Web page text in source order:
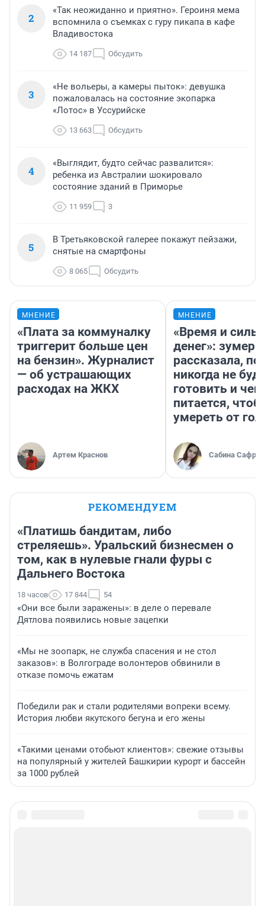
2
«Так неожиданно и приятно». Героиня мема
вспомнила о съемках с гуру пикапа в кафе
Владивостока
14 187 Обсудить
3
«Не вольеры, а камеры пыток»: девушка
пожаловалась на состояние экопарка
«Лотос» в Уссурийске
13 663 Обсудить
4
«Выглядит, будто сейчас развалится»:
ребенка из Австралии шокировало
состояние зданий в Приморье
11 959 3
5
В Третьяковской галерее покажут пейзажи,
снятые на смартфоны
8 065 Обсудить
МНЕНИЕ
«Плата за коммуналку
триггерит больше цен
на бензин». Журналист
— об устрашающих
расходах на ЖКХ
Артем Краснов
МНЕНИЕ
«Время и
денег»:
рассказала,
никогда не
готовить и чем
питается,
умереть от
Сабина
РЕКОМЕНДУЕМ
«Платишь бандитам, либо
стреляешь». Уральский бизнесмен о
том, как в нулевые гнали фуры с
Дальнего Востока
18 часов 17 844 54
«Они все были заражены»: в деле о перевале
Дятлова появились новые зацепки
«Мы не зоопарк, не служба спасения и не стол
заказов»: в Волгограде волонтеров обвинили в
отказе помочь ежатам
Победили рак и стали родителями вопреки всему.
История любви якутского бегуна и его жены
«Такими ценами отобьют клиентов»: свежие отзывы
на популярный у жителей Башкирии курорт и бассейн
за 1000 рублей